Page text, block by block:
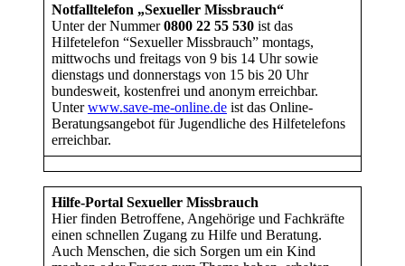
Notfalltelefon „Sexueller Missbrauch“
Unter der Nummer0800 22 55 530 ist das
Hilfetelefon “Sexueller Missbrauch” montags,
mittwochs und freitags von 9 bis 14 Uhr sowie
dienstags und donnerstags von 15 bis 20 Uhr
bundesweit, kostenfrei und anonym erreichbar.
Unterwww.save-me-online.de ist das Online-
Beratungsangebot für Jugendliche des Hilfetelefons
erreichbar.
Hilfe-Portal Sexueller Missbrauch
Hier finden Betroffene, Angehörige und Fachkräfte
einen schnellen Zugang zu Hilfe und Beratung.
Auch Menschen, die sich Sorgen um ein Kind